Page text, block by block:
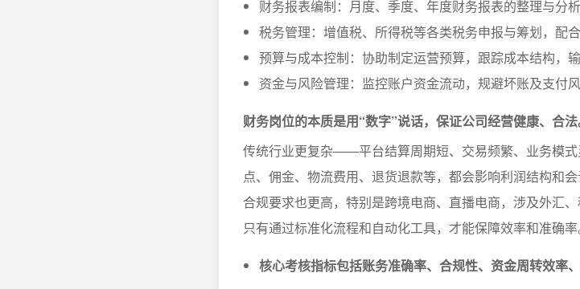
财务报表编制：月度、季度、年度财务报表的整理与分
税务管理：增值税、所得税等各类税务申报与筹划，配
预算与成本控制：协助制定运营预算，跟踪成本结构，
资金与风险管理：监控账户资金流动，规避坏账及支付
财务岗位的本质是用“数字”说话，保证公司经营健康、合法
传统行业更复杂——平台结算周期短、交易频繁、业务模
点、佣金、物流费用、退货退款等，都会影响利润结构和会
合规要求也更高，特别是跨境电商、直播电商，涉及外汇
只有通过标准化流程和自动化工具，才能保障效率和准确率
核心考核指标包括账务准确率、合规性、资金周转效率